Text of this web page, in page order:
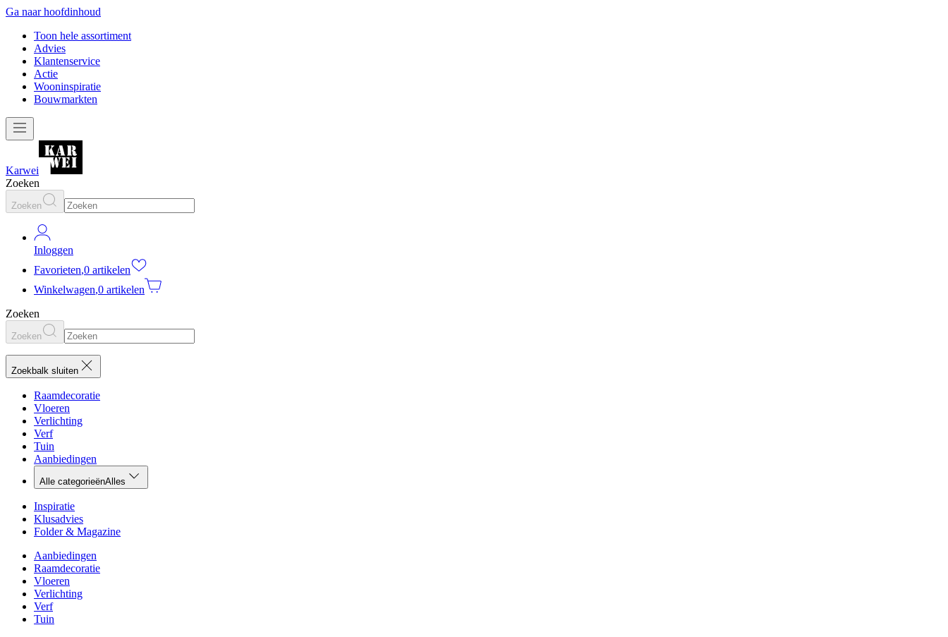
Ga naar hoofdinhoud
Toon hele assortiment
Advies
Klantenservice
Actie
Wooninspiratie
Bouwmarkten
Karwei
Zoeken
Zoeken
Inloggen
Favorieten,0 artikelen
Winkelwagen,0 artikelen
Zoeken
Zoeken
Zoekbalk sluiten
Raamdecoratie
Vloeren
Verlichting
Verf
Tuin
Aanbiedingen
Alle categorieënAlles
Inspiratie
Klusadvies
Folder & Magazine
Aanbiedingen
Raamdecoratie
Vloeren
Verlichting
Verf
Tuin